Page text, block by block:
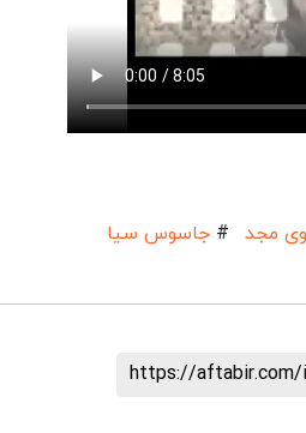
مجد # جاسوس سیا
https://aftabir.com/